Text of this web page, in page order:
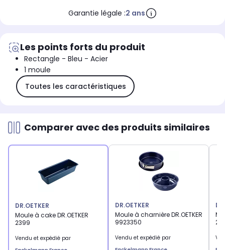
Garantie légale :2 ans
Les points forts du produit
Rectangle - Bleu - Acier
1 moule
Toutes les caractéristiques
Comparer avec des produits similaires
DR.OETKER
Moule à cake DR.OETKER
2399
Vendu et expédié par
DR.OETKER
Moule à charnière DR.OETKER
9923350
Vendu et expédié par